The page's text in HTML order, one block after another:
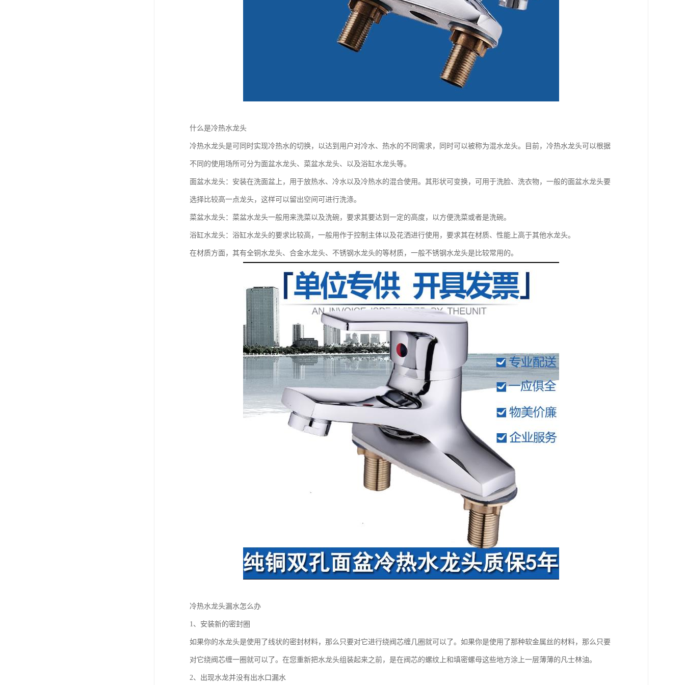
什么是冷热水龙头
冷热水龙头是可同时实现冷热水的切换，以达到用户对冷水、热水的不同需求，同时可以被称为混水龙头。目前，冷热水龙头可以根据
不同的使用场所可分为面盆水龙头、菜盆水龙头、以及浴缸水龙头等。
面盆水龙头：安装在洗面盆上，用于放热水、冷水以及冷热水的混合使用。其形状可变换，可用于洗脸、洗衣物，一般的面盆水龙头要
选择比较高一点龙头，这样可以留出空间可进行洗涤。
菜盆水龙头：菜盆水龙头一般用来洗菜以及洗碗，要求其要达到一定的高度，以方便洗菜或者是洗碗。
浴缸水龙头：浴缸水龙头的要求比较高，一般用作于控制主体以及花洒进行使用，要求其在材质、性能上高于其他水龙头。
在材质方面，其有全铜水龙头、合金水龙头、不锈钢水龙头的等材质，一般不锈钢水龙头是比较常用的。
冷热水龙头漏水怎么办
1、安装新的密封圈
如果你的水龙头是使用了线状的密封材料，那么只要对它进行绕阀芯缠几圈就可以了。如果你是使用了那种软金属丝的材料，那么只要
对它绕阀芯缠一圈就可以了。在您重新把水龙头组装起来之前，是在阀芯的螺纹上和填密螺母这些地方涂上一层薄薄的凡士林油。
2、出现水龙并没有出水口漏水